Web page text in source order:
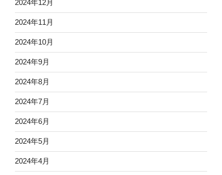
2024年12月
2024年11月
2024年10月
2024年9月
2024年8月
2024年7月
2024年6月
2024年5月
2024年4月